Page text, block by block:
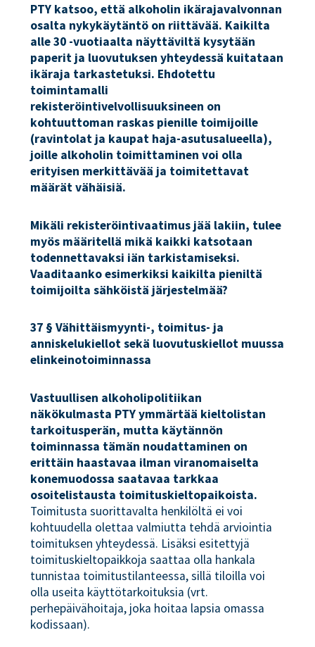
PTY katsoo, että alkoholin ikärajavalvonnan
osalta nykykäytäntö on riittävää. Kaikilta
alle 30 -vuotiaalta näyttäviltä kysytään
paperit ja luovutuksen yhteydessä kuitataan
ikäraja tarkastetuksi. Ehdotettu
toimintamalli
rekisteröintivelvollisuuksineen on
kohtuuttoman raskas pienille toimijoille
(ravintolat ja kaupat haja-asutusalueella),
joille alkoholin toimittaminen voi olla
erityisen merkittävää ja toimitettavat
määrät vähäisiä.
Mikäli rekisteröintivaatimus jää lakiin, tulee
myös määritellä mikä kaikki katsotaan
todennettavaksi iän tarkistamiseksi.
Vaaditaanko esimerkiksi kaikilta pieniltä
toimijoilta sähköistä järjestelmää?
37 § Vähittäismyynti-, toimitus- ja
anniskelukiellot sekä luovutuskiellot muussa
elinkeinotoiminnassa
Vastuullisen alkoholipolitiikan
näkökulmasta PTY ymmärtää kieltolistan
tarkoitusperän, mutta käytännön
toiminnassa tämän noudattaminen on
erittäin haastavaa ilman viranomaiselta
konemuodossa saatavaa tarkkaa
osoitelistausta toimituskieltopaikoista.
Toimitusta suorittavalta henkilöltä ei voi
kohtuudella olettaa valmiutta tehdä arviointia
toimituksen yhteydessä. Lisäksi esitettyjä
toimituskieltopaikkoja saattaa olla hankala
tunnistaa toimitustilanteessa, sillä tiloilla voi
olla useita käyttötarkoituksia (vrt.
perhepäivähoitaja, joka hoitaa lapsia omassa
kodissaan).